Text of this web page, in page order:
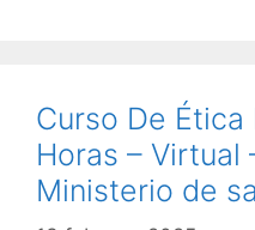
Curso De Ética
Horas – Virtual
Ministerio de